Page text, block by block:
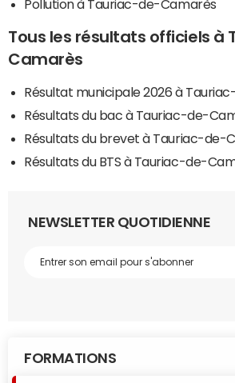
Pollution à Tauriac-de-Camarès
Tous les résultats officiels à
Camarès
Résultat municipale 2026 à
Résultats du bac à Tauriac-de-
Résultats du brevet à Tauriac-de-
Résultats du BTS à Tauriac-de-
NEWSLETTER QUOTIDIENNE
FORMATIONS